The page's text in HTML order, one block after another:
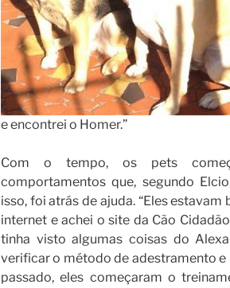
e encontrei o Homer.”
Com o tempo, os pets
comportamentos que, segundo
isso, foi atrás de ajuda. “Eles
internet e achei o site da Cão
tinha visto algumas coisas do
verificar o método de adestramento e
passado, eles começaram o